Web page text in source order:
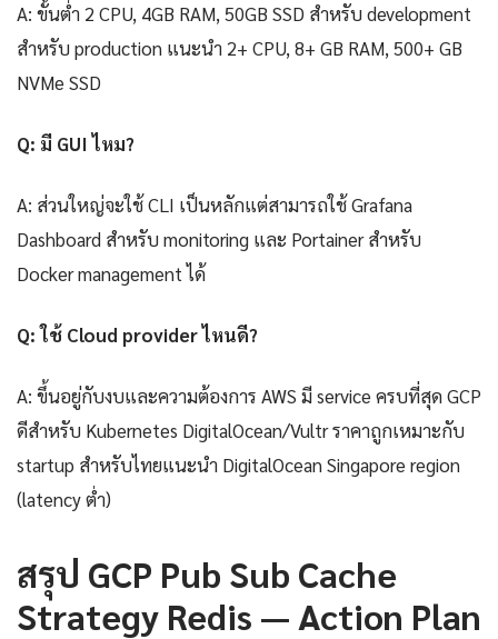
A: ขั้นต่ำ 2 CPU, 4GB RAM, 50GB SSD สำหรับ development
สำหรับ production แนะนำ 2+ CPU, 8+ GB RAM, 500+ GB
NVMe SSD
Q: มี GUI ไหม?
A: ส่วนใหญ่จะใช้ CLI เป็นหลักแต่สามารถใช้ Grafana
Dashboard สำหรับ monitoring และ Portainer สำหรับ
Docker management ได้
Q: ใช้ Cloud provider ไหนดี?
A: ขึ้นอยู่กับงบและความต้องการ AWS มี service ครบที่สุด GCP
ดีสำหรับ Kubernetes DigitalOcean/Vultr ราคาถูกเหมาะกับ
startup สำหรับไทยแนะนำ DigitalOcean Singapore region
(latency ต่ำ)
สรุป GCP Pub Sub Cache
Strategy Redis — Action Plan